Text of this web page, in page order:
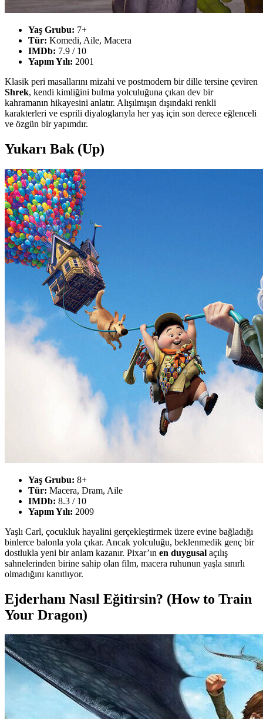
Yaş Grubu: 7+
Tür: Komedi, Aile, Macera
IMDb: 7.9 / 10
Yapım Yılı: 2001
Klasik peri masallarını mizahi ve postmodern bir dille tersine çeviren
Shrek, kendi kimliğini bulma yolculuğuna çıkan dev bir
kahramanın hikayesini anlatır. Alışılmışın dışındaki renkli
karakterleri ve esprili diyaloglarıyla her yaş için son derece eğlenceli
ve özgün bir yapımdır.
Yukarı Bak (Up)
Yaş Grubu: 8+
Tür: Macera, Dram, Aile
IMDb: 8.3 / 10
Yapım Yılı: 2009
Yaşlı Carl, çocukluk hayalini gerçekleştirmek üzere evine bağladığı
binlerce balonla yola çıkar. Ancak yolculuğu, beklenmedik genç bir
dostlukla yeni bir anlam kazanır. Pixar’ın en duygusal açılış
sahnelerinden birine sahip olan film, macera ruhunun yaşla sınırlı
olmadığını kanıtlıyor.
Ejderhanı Nasıl Eğitirsin? (How to Train
Your Dragon)